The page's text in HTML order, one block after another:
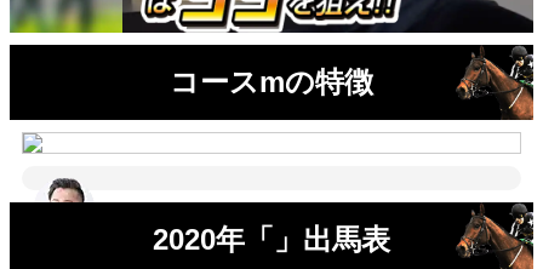
コースmの特徴
2020年「」出馬表